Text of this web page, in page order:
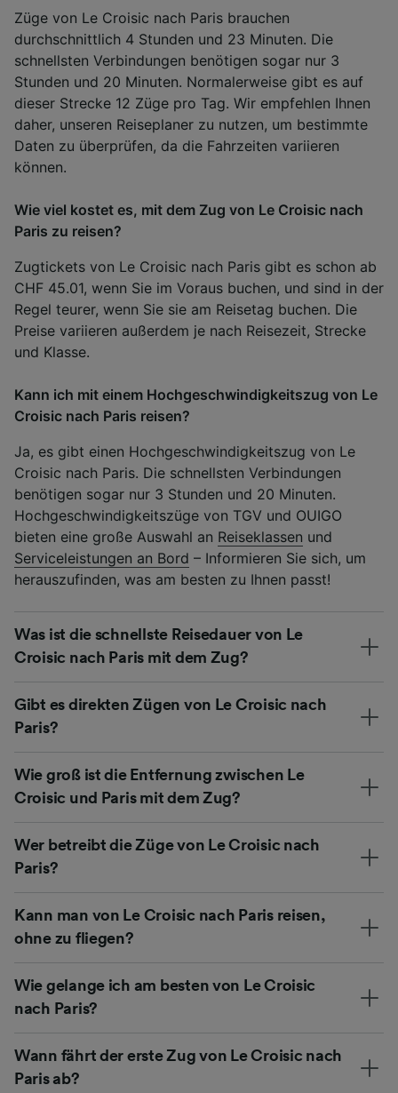
Züge von Le Croisic nach Paris brauchen
durchschnittlich 4 Stunden und 23 Minuten. Die
schnellsten Verbindungen benötigen sogar nur 3
Stunden und 20 Minuten. Normalerweise gibt es auf
dieser Strecke 12 Züge pro Tag. Wir empfehlen Ihnen
daher, unseren Reiseplaner zu nutzen, um bestimmte
Daten zu überprüfen, da die Fahrzeiten variieren
können.
Wie viel kostet es, mit dem Zug von Le Croisic nach
Paris zu reisen?
Zugtickets von Le Croisic nach Paris gibt es schon ab
CHF 45.01, wenn Sie im Voraus buchen, und sind in der
Regel teurer, wenn Sie sie am Reisetag buchen. Die
Preise variieren außerdem je nach Reisezeit, Strecke
und Klasse.
Kann ich mit einem Hochgeschwindigkeitszug von Le
Croisic nach Paris reisen?
Ja, es gibt einen Hochgeschwindigkeitszug von Le
Croisic nach Paris. Die schnellsten Verbindungen
benötigen sogar nur 3 Stunden und 20 Minuten.
Hochgeschwindigkeitszüge von TGV und OUIGO
bieten eine große Auswahl an Reiseklassen und
Serviceleistungen an Bord – Informieren Sie sich, um
herauszufinden, was am besten zu Ihnen passt!
Was ist die schnellste Reisedauer von Le
Croisic nach Paris mit dem Zug?
Gibt es direkten Zügen von Le Croisic nach
Paris?
Wie groß ist die Entfernung zwischen Le
Croisic und Paris mit dem Zug?
Wer betreibt die Züge von Le Croisic nach
Paris?
Kann man von Le Croisic nach Paris reisen,
ohne zu fliegen?
Wie gelange ich am besten von Le Croisic
nach Paris?
Wann fährt der erste Zug von Le Croisic nach
Paris ab?